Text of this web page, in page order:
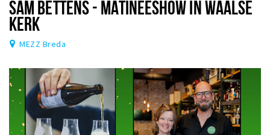
SAM BETTENS - MATINEESHOW IN WAALSE
KERK
MEZZ Breda